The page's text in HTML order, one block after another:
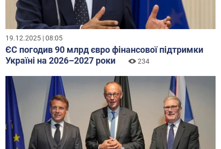
19.12.2025 | 08:05
ЄС погодив 90 млрд євро фінансової підтримки
Україні на 2026–2027 роки
234